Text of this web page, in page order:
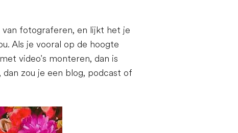
van fotograferen, en lijkt het je
Als je vooral op de hoogte
video's monteren, dan is
zou je een blog, podcast of